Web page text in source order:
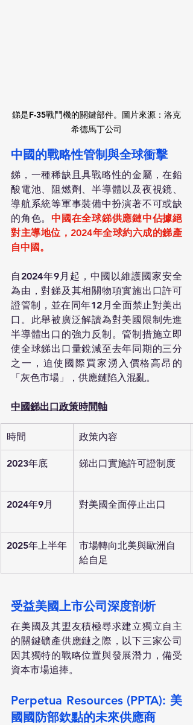
銻是F-35戰鬥機的關鍵部件。圖片來源：洛克
希德馬丁公司
中國的戰略性管制與全球衝擊
銻，一種稀缺且具戰略性的金屬，在鉛
酸電池、阻燃劑、半導體以及夜視鏡、
導航系統等軍事裝備中扮演著不可或缺
的角色。 中國在全球銻供應鏈中佔據絕
對主導地位，2024年全球約六成的銻產
自中國。
自2024年9月起，中國以維護國家安全
為由，對銻及其相關物項實施出口許可
證管制，並在同年12月全面禁止對美出
口。此舉被廣泛解讀為對美國限制先進
半導體出口的強力反制。管制措施立即
使全球銻出口量銳減至去年同期的三分
之一，迫使國際買家湧入價格高昂的
「灰色市場」，供應鏈陷入混亂。
中國銻出口政策時間軸
時間 政策內容
2023年底 銻出口實施許可證制度
2024年9月 對美國全面停止出口
2025年上半年
市場轉向北美與歐洲自
給自足
受益美國上市公司深度剖析
在美國及其盟友積極尋求建立獨立自主
的關鍵礦產供應鏈之際，以下三家公司
因其獨特的戰略位置與發展潛力，備受
資本市場追捧。
Perpetua Resources (PPTA): 美
國國防部欽點的未來供應商